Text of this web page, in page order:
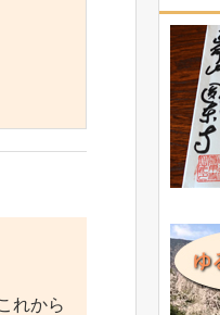
れから